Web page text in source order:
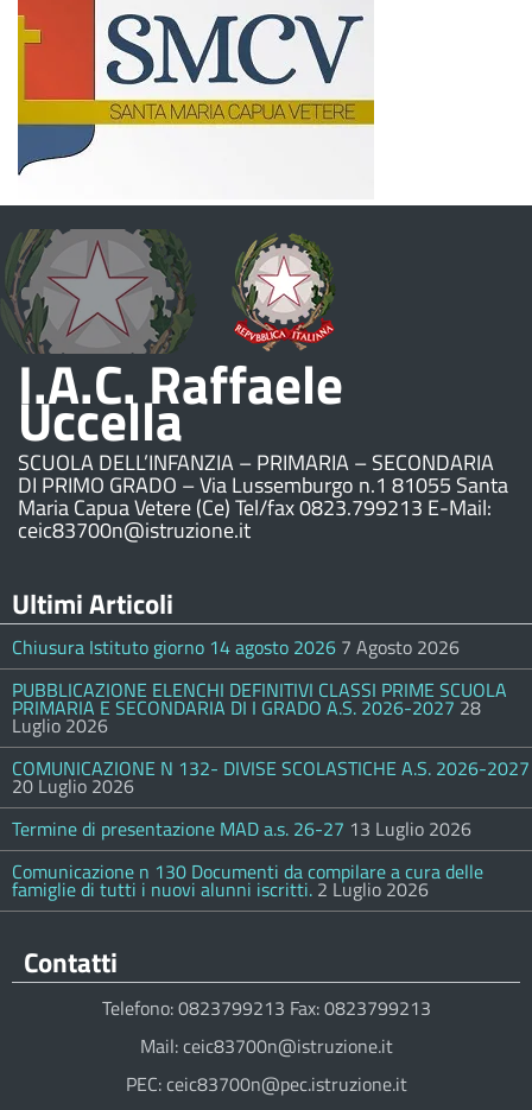
I.A.C. Raffaele
Uccella
SCUOLA DELL’INFANZIA – PRIMARIA – SECONDARIA
DI PRIMO GRADO – Via Lussemburgo n.1 81055 Santa
Maria Capua Vetere (Ce) Tel/fax 0823.799213 E-Mail:
ceic83700n@istruzione.it
Ultimi Articoli
Chiusura Istituto giorno 14 agosto 2026 7 Agosto 2026
PUBBLICAZIONE ELENCHI DEFINITIVI CLASSI PRIME SCUOLA
PRIMARIA E SECONDARIA DI I GRADO A.S. 2026-2027 28
Luglio 2026
COMUNICAZIONE N 132- DIVISE SCOLASTICHE A.S. 2026-2027
20 Luglio 2026
Termine di presentazione MAD a.s. 26-27 13 Luglio 2026
Comunicazione n 130 Documenti da compilare a cura delle
famiglie di tutti i nuovi alunni iscritti. 2 Luglio 2026
Contatti
Telefono: 0823799213 Fax: 0823799213
Mail: ceic83700n@istruzione.it
PEC: ceic83700n@pec.istruzione.it